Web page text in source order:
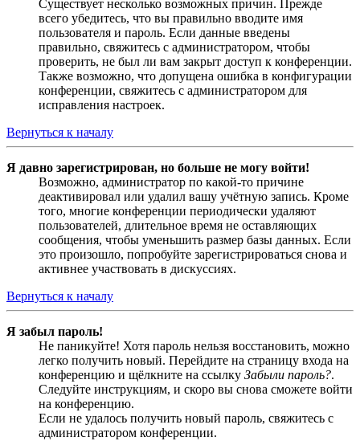
Существует несколько возможных причин. Прежде
всего убедитесь, что вы правильно вводите имя
пользователя и пароль. Если данные введены
правильно, свяжитесь с администратором, чтобы
проверить, не был ли вам закрыт доступ к конференции.
Также возможно, что допущена ошибка в конфигурации
конференции, свяжитесь с администратором для
исправления настроек.
Вернуться к началу
Я давно зарегистрирован, но больше не могу войти!
Возможно, администратор по какой-то причине
деактивировал или удалил вашу учётную запись. Кроме
того, многие конференции периодически удаляют
пользователей, длительное время не оставляющих
сообщения, чтобы уменьшить размер базы данных. Если
это произошло, попробуйте зарегистрироваться снова и
активнее участвовать в дискуссиях.
Вернуться к началу
Я забыл пароль!
Не паникуйте! Хотя пароль нельзя восстановить, можно
легко получить новый. Перейдите на страницу входа на
конференцию и щёлкните на ссылку Забыли пароль?.
Следуйте инструкциям, и скоро вы снова сможете войти
на конференцию.
Если не удалось получить новый пароль, свяжитесь с
администратором конференции.